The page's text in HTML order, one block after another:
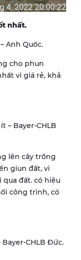
nhất.
Anh Quốc.
cho phun
vì giá rẻ, khả
– Bayer-CHLB
lên cây trồng
giun đất, vi
đất. có hiệu
công trình, có
Bayer-CHLB Đức.